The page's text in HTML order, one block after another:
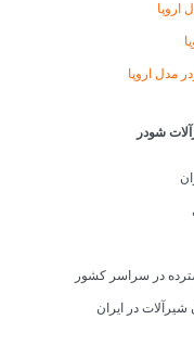
مدل اروپا
شودر
در سراسر کشور
شیرآلات در ایران